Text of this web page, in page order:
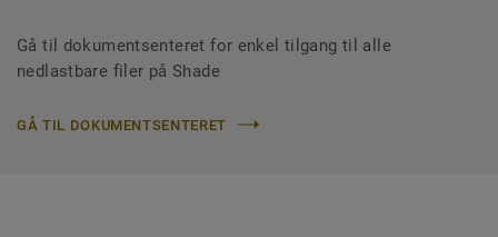
Gå til dokumentsenteret for enkel tilgang til alle
nedlastbare filer på Shade
GÅ TIL DOKUMENTSENTERET